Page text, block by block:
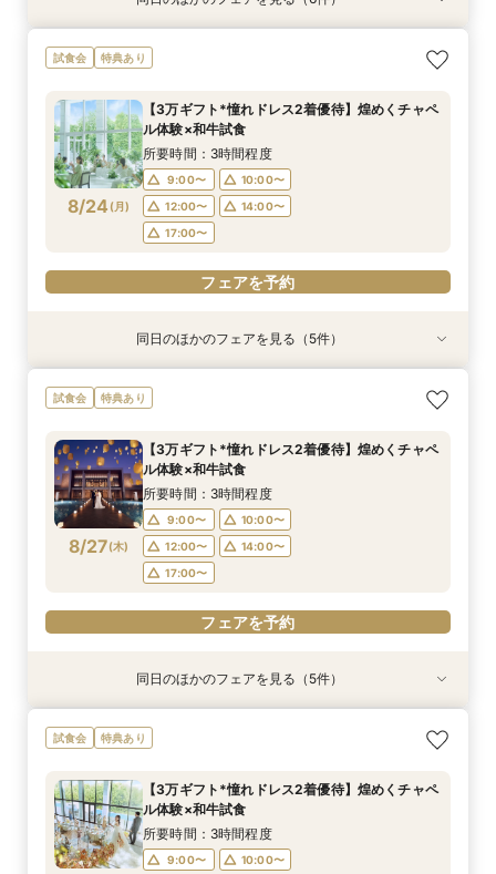
8/23(日)
【6名～30名の少人数婚】挙式＆会食Newプラ
ン誕生！無料試食付
9:00〜
10:00〜
14:30〜
18:00〜
フェアを予約
8/23(日)
【2件目以降に】ふたりの悩みを解消！3大プレ
花嫁体験付き相談会
9:00〜
10:00〜
14:30〜
18:00〜
フェアを予約
8/23(日)
＼おもてなし重視／厳選和牛の食べ比べ×選べる
10大特典＊*
9:00〜
10:00〜
14:30〜
18:00〜
フェアを予約
8/23(日)
【初めての見学がお得！】1stステップ相談会＆
試食×予算相談
9:00〜
10:00〜
14:30〜
18:00〜
フェアを予約
8/23(日)
【遠方の方◎スマホで簡単！】オンラインで会場
案内＆相談会♪
9:00〜
10:00〜
14:30〜
18:00〜
フェアを予約
8/23(日)
【気軽にサクッと90分♪】まるごと会場案内～お
見積り相談◎
9:00〜
10:00〜
14:30〜
18:00〜
フェアを予約
試食会 特典あり
8/24 (月)
【3万ギフト*憧れドレス2着優待】煌めくチャペ
ル体験×和牛試食
所要時間：3時間程度
9:00〜
10:00〜
12:00〜
14:00〜
17:00〜
フェアを予約
特典あり
8/24(月)
【初めての見学がお得！】1stステップ相談会＆
試食×予算相談
9:00〜
10:00〜
12:00〜
14:00〜
17:00〜
フェアを予約
特典あり
8/24(月)
【6名～30名の少人数婚】挙式＆会食Newプラ
ン誕生！無料試食付
9:00〜
10:00〜
12:00〜
14:00〜
17:00〜
フェアを予約
特典あり
8/24(月)
【2件目以降に】ふたりの悩みを解消！3大プレ
花嫁体験付き相談会
9:00〜
10:00〜
12:00〜
14:00〜
17:00〜
フェアを予約
8/24(月)
【遠方の方◎スマホで簡単！】オンラインで会場
案内＆相談会♪
9:00〜
10:00〜
12:00〜
16:00〜
18:00〜
フェアを予約
8/24(月)
【気軽にサクッと90分♪】まるごと会場案内～お
見積り相談◎
9:00〜
10:00〜
12:00〜
14:00〜
17:00〜
フェアを予約
同日のほかのフェアを見る（5件）
試食会 特典あり
8/27(木)
【3万ギフト*憧れドレス2着優待】煌めくチャペ
ル体験×和牛試食
所要時間：3時間程度
9:00〜
10:00〜
12:00〜
14:00〜
17:00〜
フェアを予約
特典あり
8/27(木)
【初めての見学がお得！】1stステップ相談会＆
試食×予算相談
9:00〜
10:00〜
12:00〜
14:00〜
17:00〜
特典あり
8/27(木)
【6名～30名の少人数婚】挙式＆会食Newプラ
ン誕生！無料試食付
9:00〜
10:00〜
12:00〜
14:00〜
17:00〜
特典あり
8/27(木)
【2件目以降に】ふたりの悩みを解消！3大プレ
花嫁体験付き相談会
9:00〜
10:00〜
12:00〜
14:00〜
17:00〜
8/27(木)
【遠方の方◎スマホで簡単！】オンラインで会場
案内＆相談会♪
9:00〜
10:00〜
12:00〜
16:00〜
18:00〜
8/27(木)
【気軽にサクッと90分♪】まるごと会場案内～お
見積り相談◎
9:00〜
10:00〜
12:00〜
14:00〜
17:00〜
同日のほかのフェアを見る（5件）
試食会 特典あり
【3万ギフト*憧れドレス2着優待】煌めくチャペ
ル体験×和牛試食
所要時間：3時間程度
9:00〜 10:00〜